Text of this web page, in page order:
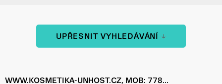
UPŘESNIT VYHLEDÁVÁNÍ
WWW.KOSMETIKA-UNHOST.CZ, MOB: 778...